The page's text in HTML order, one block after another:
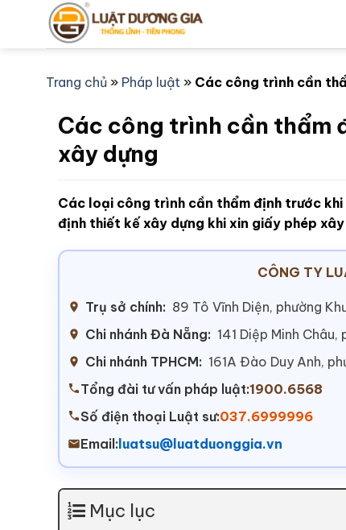
Trang chủ » Pháp luật » Các công trình cần
Các công trình cần thẩm
xây dựng
Các loại công trình cần thẩm định trước
định thiết kế xây dựng khi xin giấy phép
CÔNG TY
Trụ sở chính: 89 Tô Vĩnh Diện, phường
Chi nhánh Đà Nẵng: 141 Diệp Minh
Chi nhánh TPHCM: 161A Đào Duy Anh,
Tổng đài tư vấn pháp luật:1900.6568
Số điện thoại Luật sư:037.6999996
Email: luatsu@luatduonggia.vn
Mục lục